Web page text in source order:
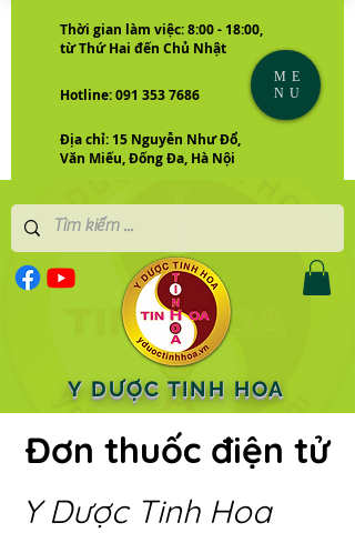
Thời gian làm việc: 8:00 - 18:00,
từ Thứ Hai đến Chủ Nhật
Hotline: 091 353 7686
Địa chỉ: 15 Nguyễn Như Đổ,
Văn Miếu, Đống Đa, Hà Nội
Y DƯỢC TINH HOA
ME
NU
Đơn thuốc điện tử
Y Dược Tinh Hoa